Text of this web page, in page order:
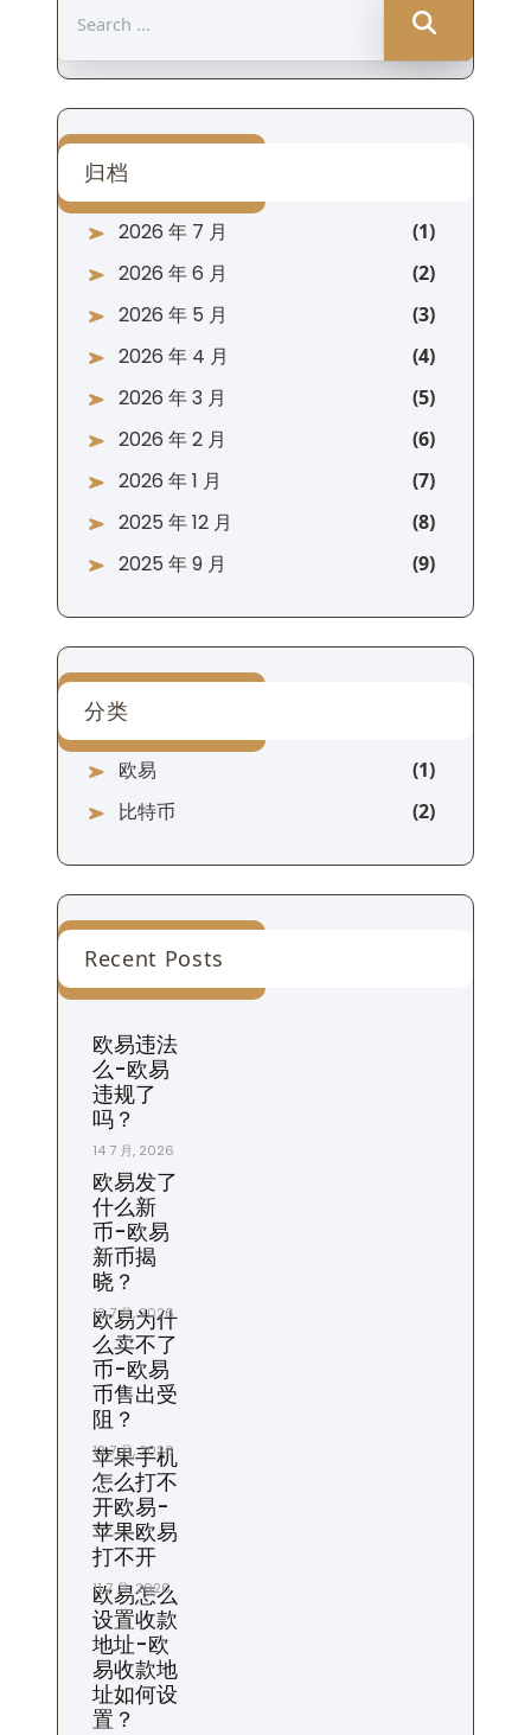
for:
归档
2026 年 7 月
2026 年 6 月
2026 年 5 月
2026 年 4 月
2026 年 3 月
2026 年 2 月
2026 年 1 月
2025 年 12 月
2025 年 9 月
分类
欧易
比特币
Recent Posts
欧易违法
么-欧易
违规了
吗？
14 7 月, 2026
欧易发了
什么新
币-欧易
新币揭
晓？
13 7 月, 2026
欧易为什
么卖不了
币-欧易
币售出受
阻？
12 7 月, 2026
苹果手机
怎么打不
开欧易-
苹果欧易
打不开
11 7 月, 2026
欧易怎么
设置收款
地址-欧
易收款地
址如何设
置？